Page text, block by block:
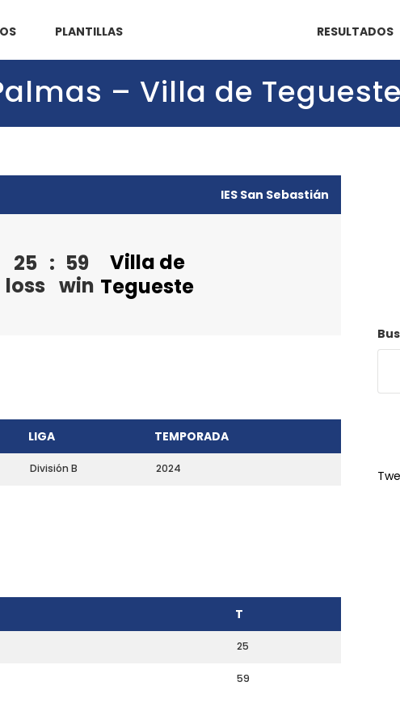
PLANTILLAS RESULTADOS
– Villa de Tegueste
IES San Sebastián
25
loss
: 59
win
Villa de
Tegueste
LIGA TEMPORADA
División B 2024
T
25
59